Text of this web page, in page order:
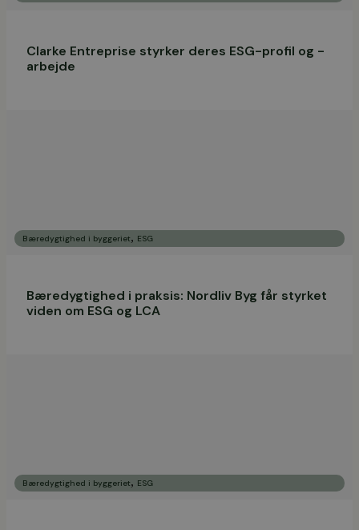
Clarke Entreprise styrker deres ESG-profil og -
arbejde
Bæredygtighed i byggeriet, ESG
Bæredygtighed i praksis: Nordliv Byg får styrket
viden om ESG og LCA
Bæredygtighed i byggeriet, ESG